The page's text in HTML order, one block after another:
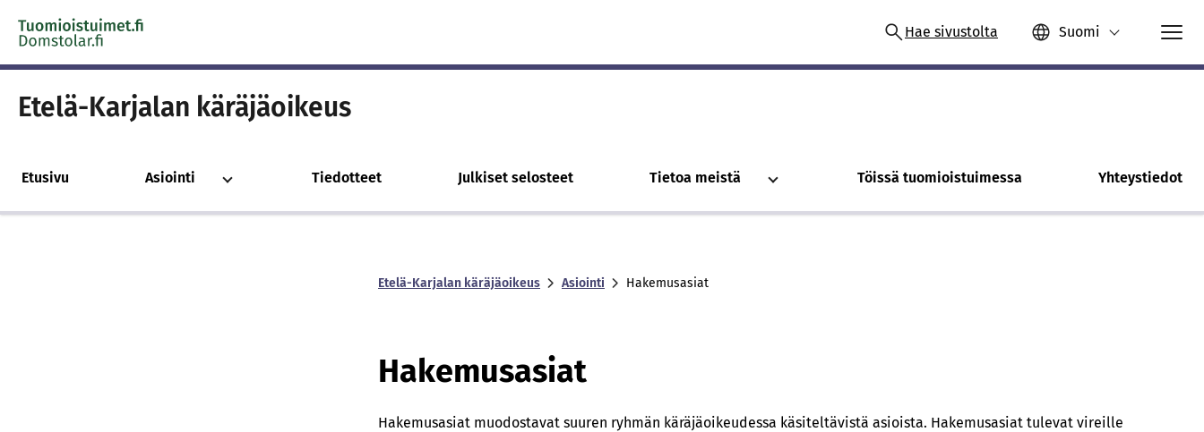
Skip to content -saavutettavuusohje Hae sivustolta Suomi
Etelä-Karjalan käräjäoikeus
Etusivu Asiointi Tiedotteet Julkiset selosteet Tietoa meistä Töissä tuomioistuimessa Yhteystiedot
Etelä-Karjalan käräjäoikeus Asiointi Hakemusasiat
Hakemusasiat
Hakemusasiat muodostavat suuren ryhmän käräjäoikeudessa käsiteltävistä asioista. Hakemusasiat tulevat vireille